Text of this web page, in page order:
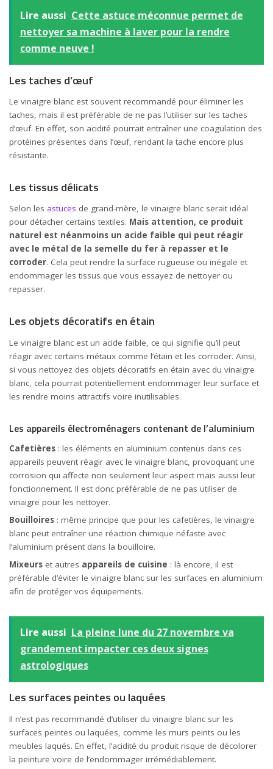
Lire aussi Cette astuce méconnue permet de
nettoyer sa machine à laver pour la rendre
comme neuve !
Les taches d’œuf
Le vinaigre blanc est souvent recommandé pour éliminer les
taches, mais il est préférable de ne pas l’utiliser sur les taches
d’œuf. En effet, son acidité pourrait entraîner une coagulation des
protéines présentes dans l’œuf, rendant la tache encore plus
résistante.
Les tissus délicats
Selon les astuces de grand-mère, le vinaigre blanc serait idéal
pour détacher certains textiles. Mais attention, ce produit
naturel est néanmoins un acide faible qui peut réagir
avec le métal de la semelle du fer à repasser et le
corroder. Cela peut rendre la surface rugueuse ou inégale et
endommager les tissus que vous essayez de nettoyer ou
repasser.
Les objets décoratifs en étain
Le vinaigre blanc est un acide faible, ce qui signifie qu’il peut
réagir avec certains métaux comme l’étain et les corroder. Ainsi,
si vous nettoyez des objets décoratifs en étain avec du vinaigre
blanc, cela pourrait potentiellement endommager leur surface et
les rendre moins attractifs voire inutilisables.
Les appareils électroménagers contenant de l’aluminium
Cafetières : les éléments en aluminium contenus dans ces
appareils peuvent réagir avec le vinaigre blanc, provoquant une
corrosion qui affecte non seulement leur aspect mais aussi leur
fonctionnement. Il est donc préférable de ne pas utiliser de
vinaigre pour les nettoyer.
Bouilloires : même principe que pour les cafetières, le vinaigre
blanc peut entraîner une réaction chimique néfaste avec
l’aluminium présent dans la bouilloire.
Mixeurs et autres appareils de cuisine : là encore, il est
préférable d’éviter le vinaigre blanc sur les surfaces en aluminium
afin de protéger vos équipements.
Lire aussi La pleine lune du 27 novembre va
grandement impacter ces deux signes
astrologiques
Les surfaces peintes ou laquées
Il n’est pas recommandé d’utiliser du vinaigre blanc sur les
surfaces peintes ou laquées, comme les murs peints ou les
meubles laqués. En effet, l’acidité du produit risque de décolorer
la peinture voire de l’endommager irrémédiablement.